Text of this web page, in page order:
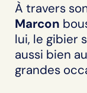
À travers
Marcon
lui, le gibier
aussi bien
grandes